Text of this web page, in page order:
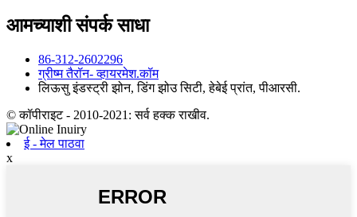
आमच्याशी संपर्क साधा
86-312-2602296
ग्रीष्म ‍तैरॉन- व्हायरमेश.कॉम
लिऊसु इंडस्ट्री झोन, डिंग झोउ सिटी, हेबेई प्रांत, पीआरसी.
© कॉपीराइट - 2010-2021: सर्व हक्क राखीव.
ई - मेल पाठवा
x